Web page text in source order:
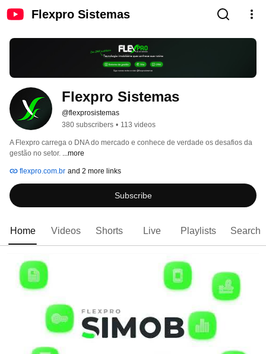
Flexpro Sistemas
Flexpro Sistemas
@flexprosistemas
380 subscribers • 113 videos
A Flexpro carrega o DNA do mercado e conhece de verdade os desafios da
gestão no setor. ...more
flexpro.com.br and 2 more links
Subscribe
Home Videos Shorts Live Playlists Search